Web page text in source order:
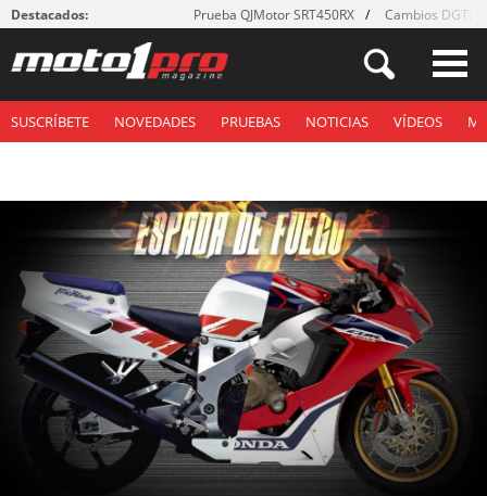
Destacados: Prueba QJMotor SRT450RX Cambios DGT:
SUSCRÍBETE NOVEDADES PRUEBAS NOTICIAS VÍDEOS